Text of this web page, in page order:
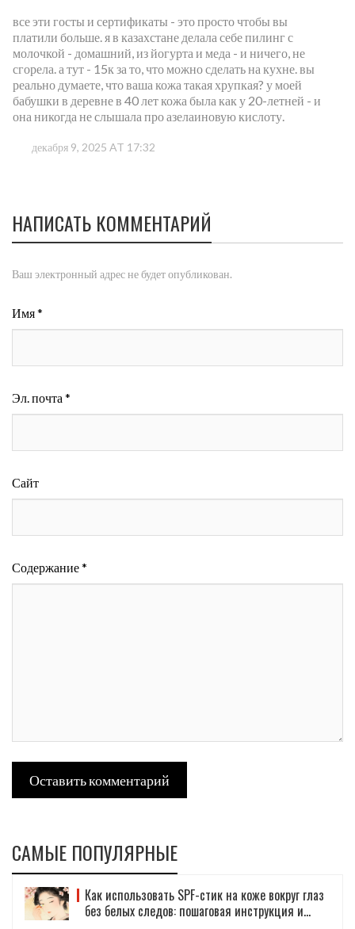
все эти госты и сертификаты - это просто чтобы вы
платили больше. я в казахстане делала себе пилинг с
молочкой - домашний, из йогурта и меда - и ничего, не
сгорела. а тут - 15к за то, что можно сделать на кухне. вы
реально думаете, что ваша кожа такая хрупкая? у моей
бабушки в деревне в 40 лет кожа была как у 20-летней - и
она никогда не слышала про азелаиновую кислоту.
декабря 9, 2025 AT 17:32
НАПИСАТЬ КОММЕНТАРИЙ
Ваш электронный адрес не будет опубликован.
Имя *
Эл. почта *
Сайт
Содержание *
Оставить комментарий
САМЫЕ ПОПУЛЯРНЫЕ
Как использовать SPF-стик на коже вокруг глаз
без белых следов: пошаговая инструкция и